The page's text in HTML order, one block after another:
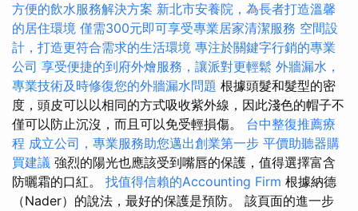
方便的飲水服務解決方案 新北市安養院，為長者打造溫馨
的居住環境 僅需300元即可享受專業居家清潔服務 空間設
計，打造更符合需求的生活環境 專注於關鍵字行銷的專業
公司 享受便捷的到府外燴服務，讓派對更輕鬆 外牆漏水，
專業技術及時修復您的外牆漏水問題 根據頭髮和髮型的密
度，頭皮可以以相同的方式吸收紫外線，因此淺色的帽子不
僅可以防止沉沒，而且可以免受輕損傷。 台中整復推薦療
程 成立公司，專業服務助您邁出創業第一步 平價助聽器購
買建議 強烈的陽光也應該受到嘴唇的保護，值得選擇富含
防曬霜的口紅。 找值得信賴的Accounting Firm 根據納德
（Nader）的說法，最好的保護是預防。 該頁面的進一步